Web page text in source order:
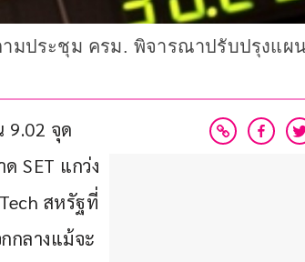
มประชุม ครม. พิจารณาปรับปรุงแผ
9.02 จุด
SET แกว่ง
สหรัฐที่
กลางแม้จะ